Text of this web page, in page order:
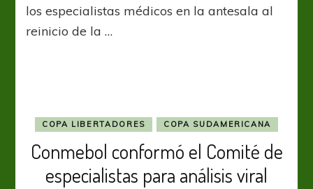
para
los especialistas médicos en la antesala al
reinicio de la …
COPA LIBERTADORES COPA SUDAMERICANA
Conmebol conformó el Comité de
especialistas para análisis viral